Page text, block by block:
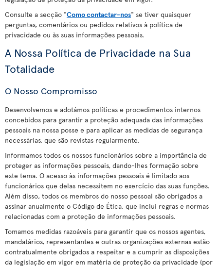
Consulte a secção "Como contactar-nos" se tiver quaisquer
perguntas, comentários ou pedidos relativos à política de
privacidade ou às suas informações pessoais.
A Nossa Política de Privacidade na Sua
Totalidade
O Nosso Compromisso
Desenvolvemos e adotámos políticas e procedimentos internos
concebidos para garantir a proteção adequada das informações
pessoais na nossa posse e para aplicar as medidas de segurança
necessárias, que são revistas regularmente.
Informamos todos os nossos funcionários sobre a importância de
proteger as informações pessoais, dando-lhes formação sobre
este tema. O acesso às informações pessoais é limitado aos
funcionários que delas necessitem no exercício das suas funções.
Além disso, todos os membros do nosso pessoal são obrigados a
assinar anualmente o Código de Ética, que inclui regras e normas
relacionadas com a proteção de informações pessoais.
Tomamos medidas razoáveis para garantir que os nossos agentes,
mandatários, representantes e outras organizações externas estão
contratualmente obrigados a respeitar e a cumprir as disposições
da legislação em vigor em matéria de proteção da privacidade (por